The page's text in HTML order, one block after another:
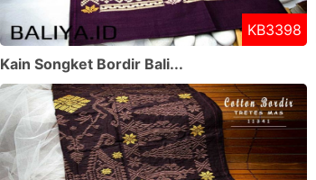
KB3398
Kain Songket Bordir Bali...